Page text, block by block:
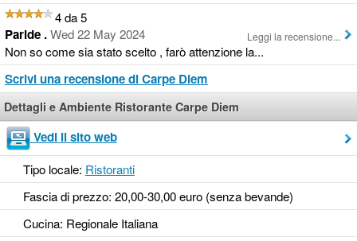
4 da 5
Paride .Wed 22 May 2024
Non so come sia stato scelto , farò attenzione la...
Leggi la recensione...
Scrivi una recensione di Carpe Diem
Dettagli e Ambiente Ristorante Carpe Diem
Vedi il sito web
Tipo locale: Ristoranti
Fascia di prezzo: 20,00-30,00 euro (senza bevande)
Cucina: Regionale Italiana